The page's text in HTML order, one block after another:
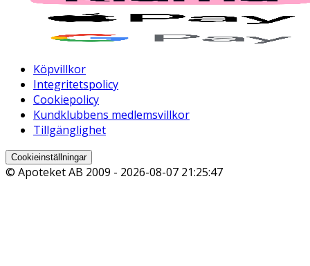
Köpvillkor
Integritetspolicy
Cookiepolicy
Kundklubbens medlemsvillkor
Tillgänglighet
Cookieinställningar
© Apoteket AB 2009 - 2026-08-07 21:25:47